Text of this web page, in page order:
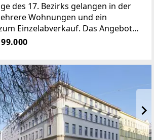
des 17. Bezirks gelangen in der
Wohnungen und ein
Einzelabverkauf. Das Angebot
unbefristet und befristet
einige leerstehende Einheiten mit